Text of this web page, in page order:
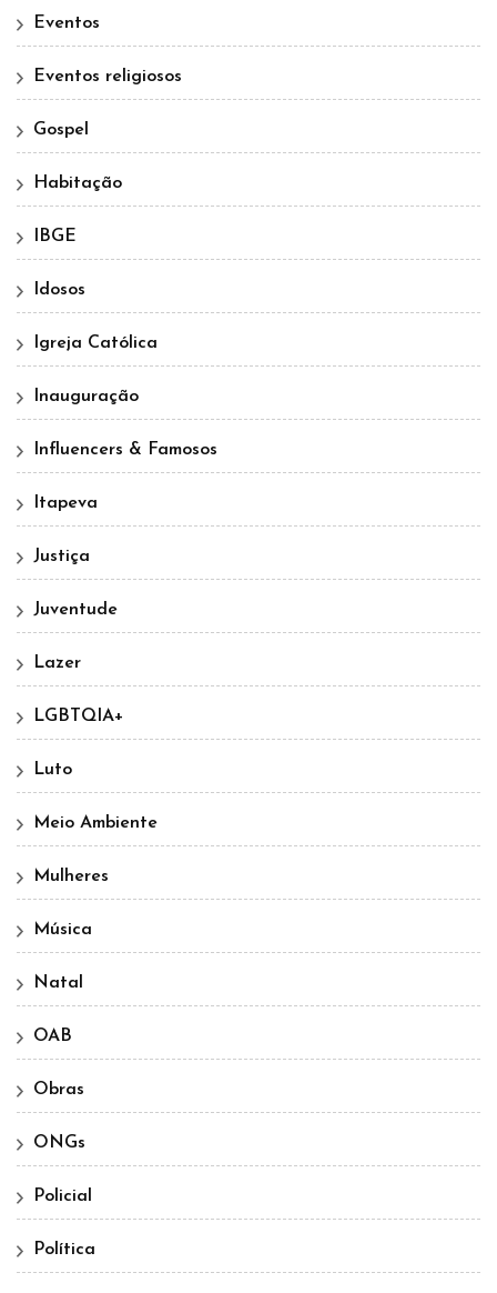
Eventos
Eventos religiosos
Gospel
Habitação
IBGE
Idosos
Igreja Católica
Inauguração
Influencers & Famosos
Itapeva
Justiça
Juventude
Lazer
LGBTQIA+
Luto
Meio Ambiente
Mulheres
Música
Natal
OAB
Obras
ONGs
Policial
Política